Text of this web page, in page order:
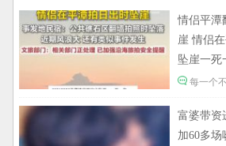
精神不振，缺氧。
情侣平潭翻墙拍日出坠崖：
每一个不敬畏自然的人，都受到
富婆带资进组给自己硬加60多场吻
原谅我不厚道的笑了。
河南三支一扶考试存在规模性组
情侣平潭
崖 情侣
坠崖一死
每一个
富婆带资
加60多场